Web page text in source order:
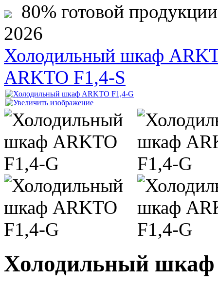
80% готовой
2026
Холодильный шкаф
ARKTO F1,4-S
Холодильный